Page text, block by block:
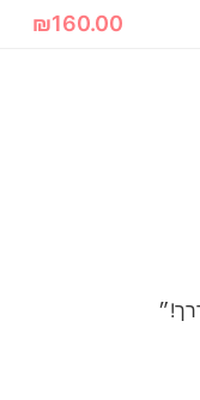
₪160.00